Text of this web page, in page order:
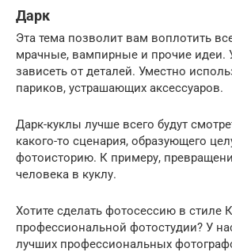
Дарк
Эта тема позволит вам воплотить
мрачные, вампирные и прочие идеи.
зависеть от деталей. Уместно
париков, устрашающих аксессуаров.
Дарк-куклы лучше всего будут
какого-то сценария, образующего
фотоисторию. К примеру,
человека в куклу.
Хотите сделать фотосессию в стиле
профессиональной фотостудии? У
лучших профессиональных